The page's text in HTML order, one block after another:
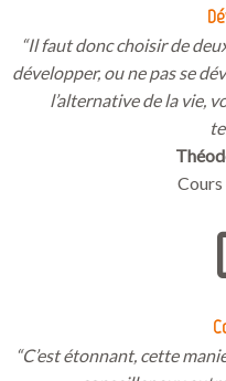
“Il faut donc choisir de
développer, ou ne pas se
l’alternative de la vie,
Cours
“C’est étonnant, cette